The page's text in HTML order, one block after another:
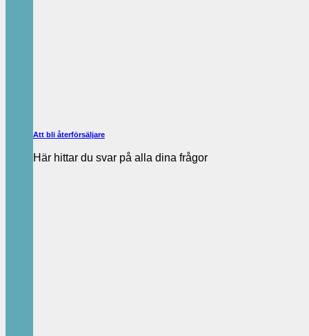
Att bli återförsäljare
Här hittar du svar på alla dina frågor